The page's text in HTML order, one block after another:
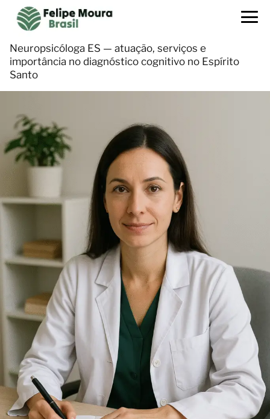
Neuropsicóloga ES — atuação, serviços e
importância no diagnóstico cognitivo no Espírito
Santo